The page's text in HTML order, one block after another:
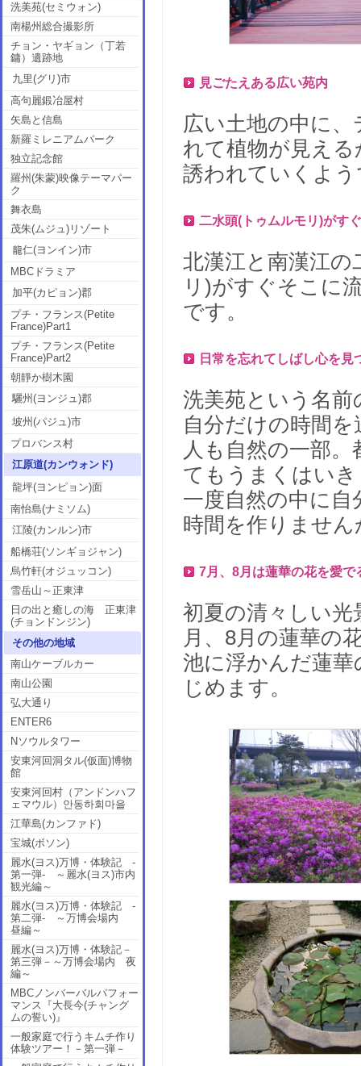
洗美苑(セミウォン)
南楊州総合撮影所
チョン・ヤギョン（丁若
鏞）遺跡地
九里(グリ)市
高句麗鍛冶屋村
矢島と信島
新羅ミレニアムパーク
独立記念館
羅州(朱蒙)映像テーマパー
ク
舞衣島
茂朱(ムジュ)リゾート
龍仁(ヨンイン)市
MBCドラミア
加平(カピョン)郡
プチ・フランス(Petite
France)Part1
プチ・フランス(Petite
France)Part2
朝靜か樹木園
驪州(ヨンジュ)郡
坡州(パジュ)市
プロバンス村
江原道(カンウォンド)
龍坪(ヨンピョン)面
南怡島(ナミソム)
江陵(カンルン)市
船橋荘(ソンギョジャン)
烏竹軒(オジュッコン)
雪岳山～正東津
日の出と癒しの海 正東津
(チョンドンジン)
その他の地域
南山ケーブルカー
南山公園
弘大通り
ENTER6
Nソウルタワー
安東河回洞タル(仮面)博物
館
安東河回村（アンドンハフ
ェマウル）안동하회마을
江華島(カンファド)
宝城(ボソン)
麗水(ヨス)万博・体験記 -
第一弾- ～麗水(ヨス)市内
観光編～
麗水(ヨス)万博・体験記 -
第二弾- ～万博会場内
昼編～
麗水(ヨス)万博・体験記－
第三弾－～万博会場内 夜
編～
MBCノンバーバルパフォー
マンス『大長今(チャング
ムの誓い)』
一般家庭で行うキムチ作り
体験ツアー！－第一弾－
見ごたえある広い苑内
広い土地の中に
れて植物が見え
誘われていくよ
二水頭(トゥムルモリ)がす
北漢江と南漢江
リ)がすぐそこに
です。
日常を忘れてしばし心を見
洗美苑という名
自分だけの時間
人も自然の一部
てもうまくはい
一度自然の中に
時間を作りません
7月、8月は蓮華の花を愛で
初夏の清々しい
月、8月の蓮華の
池に浮かんだ蓮
じめます。